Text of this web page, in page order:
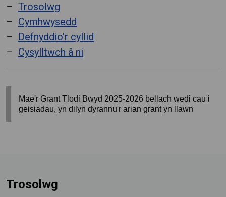
Trosolwg
Cymhwysedd
Defnyddio'r cyllid
Cysylltwch â ni
Mae'r Grant Tlodi Bwyd 2025-2026 bellach wedi cau i
geisiadau, yn dilyn dyrannu'r arian grant yn llawn
Trosolwg